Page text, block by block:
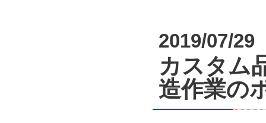
2019/07/29
カスタム
造作業の